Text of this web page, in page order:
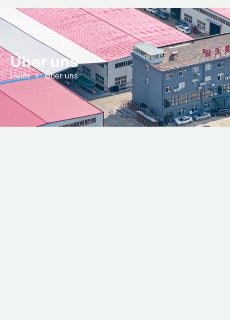
Über uns
Heim Über uns